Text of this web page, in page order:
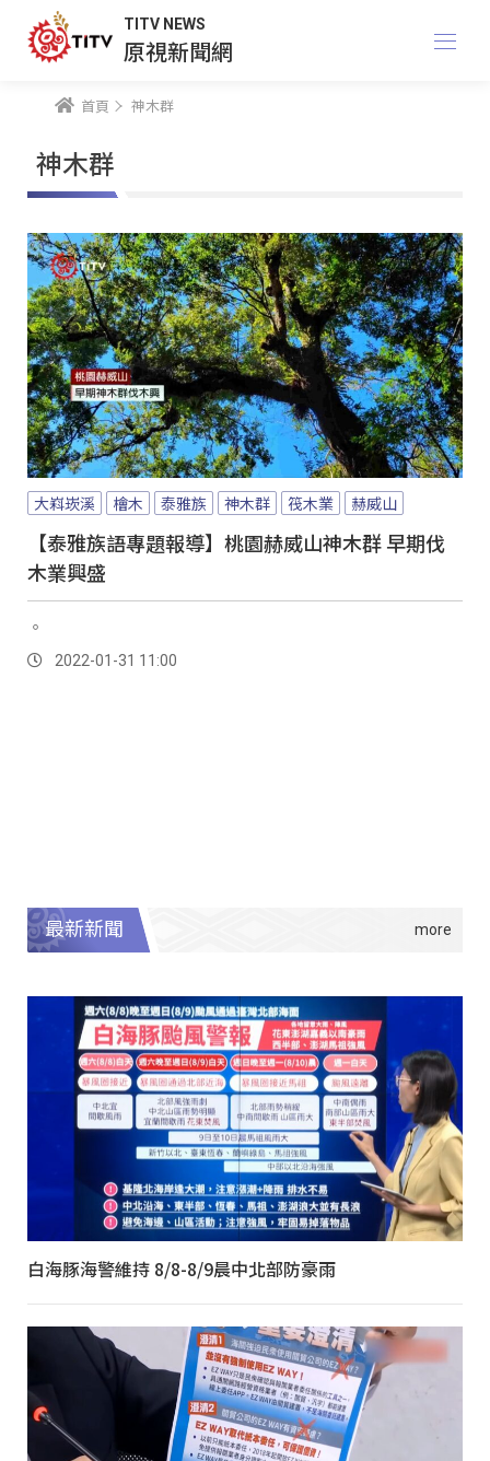
TITV NEWS
原視新聞網
首頁 神木群
神木群
大嵙崁溪 檜木 泰雅族 神木群 筏木業 赫威山
【泰雅族語專題報導】桃園赫威山神木群 早期伐
木業興盛
。
2022-01-31 11:00
最新新聞
白海豚海警維持 8/8-8/9晨中北部防豪雨